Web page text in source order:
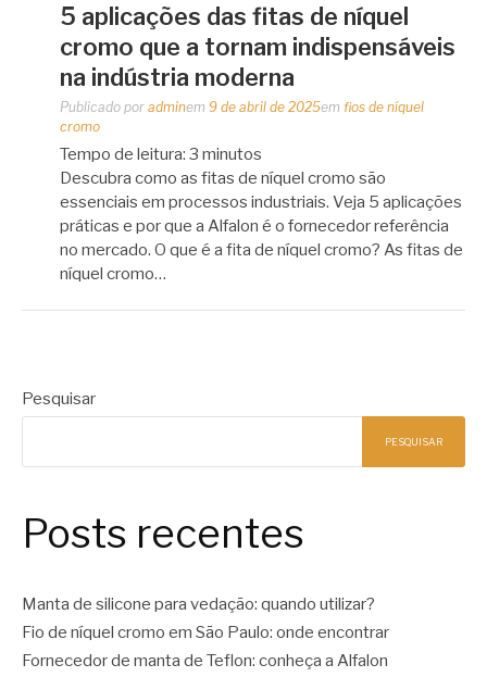
5 aplicações das fitas de níquel
cromo que a tornam indispensáveis
na indústria moderna
Publicado por adminem 9 de abril de 2025em fios de níquel
cromo
Tempo de leitura: 3 minutos
Descubra como as fitas de níquel cromo são
essenciais em processos industriais. Veja 5 aplicações
práticas e por que a Alfalon é o fornecedor referência
no mercado. O que é a fita de níquel cromo? As fitas de
níquel cromo…
Pesquisar
PESQUISAR
Posts recentes
Manta de silicone para vedação: quando utilizar?
Fio de níquel cromo em São Paulo: onde encontrar
Fornecedor de manta de Teflon: conheça a Alfalon